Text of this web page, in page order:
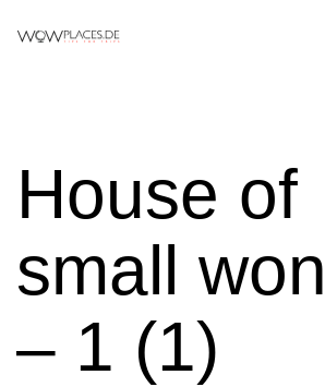
Reiseblog
House of
small
– 1 (1)